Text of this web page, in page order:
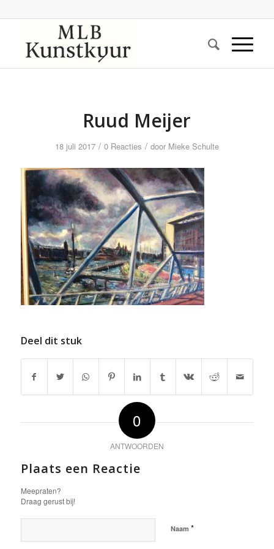
Ruud Meijer
18 juli 2017 / 0 Reacties / door Mieke Schulte
Deel dit stuk
0
ANTWOORDEN
Plaats een Reactie
Meepraten?
Draag gerust bij!
Naam *